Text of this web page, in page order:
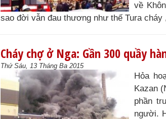
về
sao đời vẫn đau thương như thế Tura
Cháy chợ ở Nga: Gần 300 quầy
Thứ Sáu, 13 Tháng Ba 2015
Hỏa
Kazan
phần
người.